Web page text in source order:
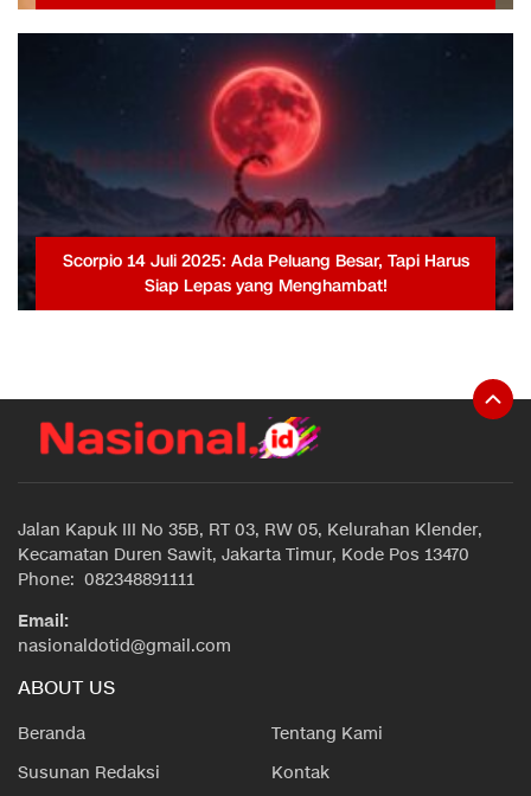
Scorpio 14 Juli 2025: Ada Peluang Besar, Tapi Harus
Siap Lepas yang Menghambat!
Jalan Kapuk III No 35B, RT 03, RW 05, Kelurahan Klender,
Kecamatan Duren Sawit, Jakarta Timur, Kode Pos 13470
Phone: 082348891111
Email:
nasionaldotid@gmail.com
ABOUT US
Beranda
Tentang Kami
Susunan Redaksi
Kontak